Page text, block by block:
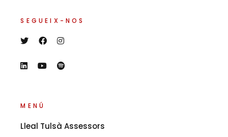
SEGUEIX-NOS
MENÚ
Lleal Tulsà Assessors